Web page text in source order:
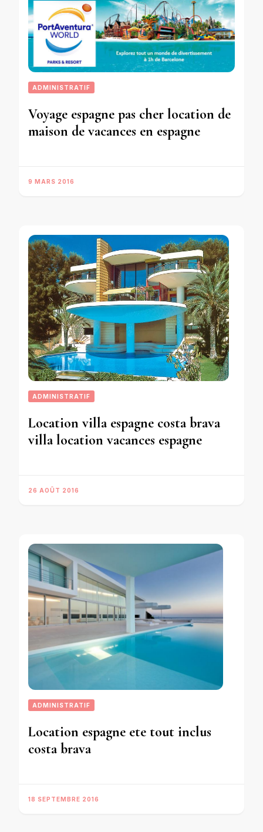
ADMINISTRATIF
Voyage espagne pas cher location de
maison de vacances en espagne
9 MARS 2016
ADMINISTRATIF
Location villa espagne costa brava
villa location vacances espagne
26 AOÛT 2016
ADMINISTRATIF
Location espagne ete tout inclus
costa brava
18 SEPTEMBRE 2016